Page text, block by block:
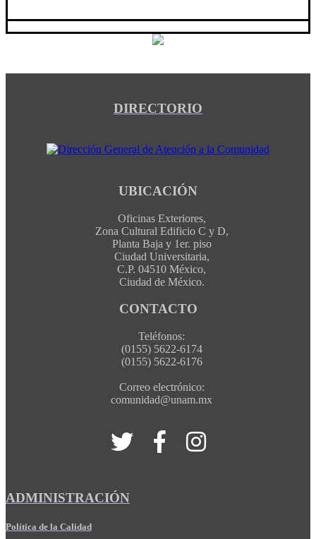
DIRECTORIO
UBICACIÓN
Oficinas Exteriores,
Zona Cultural Edificio C y D,
Planta Baja y 1er. piso
Ciudad Universitaria,
C.P. 04510 México,
Ciudad de México.
CONTACTO
Teléfonos:
(0155) 5622-6174
(0155) 5622-6176
Correo electrónico:
comunidad@unam.mx
ADMINISTRACIÓN
Política de la Calidad